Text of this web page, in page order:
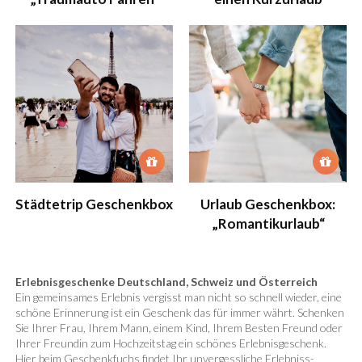
Städtetrip Geschenkbox
Urlaub Geschenkbox:
„Romantikurlaub“
Erlebnisgeschenke Deutschland, Schweiz und Österreich
Ein gemeinsames Erlebnis vergisst man nicht so schnell wieder, eine
schöne Erinnerung ist ein Geschenk das für immer währt. Schenken
Sie Ihrer Frau, Ihrem Mann, einem Kind, Ihrem Besten Freund oder
Ihrer Freundin zum Hochzeitstag ein schönes Erlebnisgeschenk.
Hier beim Geschenkfuchs findet Ihr unvergessliche Erlebniss-